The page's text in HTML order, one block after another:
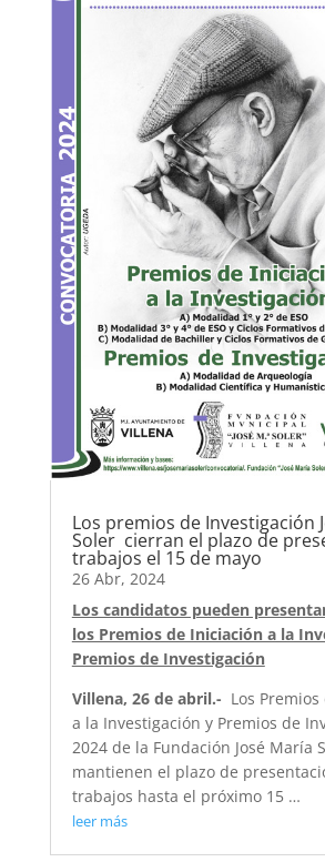
Los premios de Investigación
Soler cierran el plazo de
trabajos el 15 de mayo
26 Abr, 2024
Los candidatos pueden
los Premios de Iniciación a la
Premios de Investigación
Villena, 26 de abril.- Los
a la Investigación y Premios de
2024 de la Fundación José María
mantienen el plazo de
trabajos hasta el próximo 15 …
leer más